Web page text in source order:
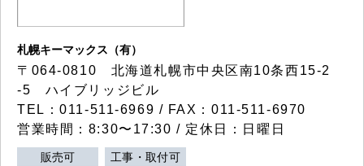
札幌キーマックス（有）
〒064-0810 北海道札幌市中央区南10条西15-2
-5 ハイブリッジビル
TEL：011-511-6969 / FAX：011-511-6970
営業時間：8:30〜17:30 / 定休日：日曜日
販売可 工事・取付可